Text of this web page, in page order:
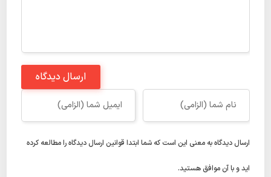
ارسال دیدگاه
ارسال دیدگاه به معنی این است که شما ابتدا قوانین ارسال دیدگاهرا مطالعه کرده
اید و با آن موافق هستید.